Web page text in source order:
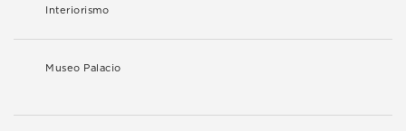
Interiorismo
Museo Palacio